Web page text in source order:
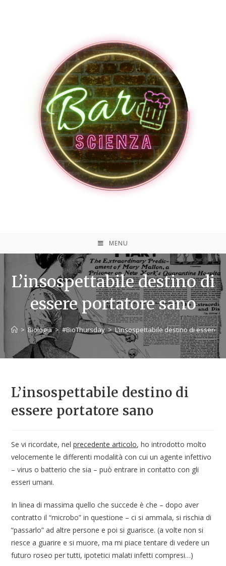
MENU
L’insospettabile destino di
essere portatore sano
> Biologia > #BioThursday > L’insospettabile destino di essere
L’insospettabile destino di
essere portatore sano
Se vi ricordate, nelprecedente articolo, ho introdotto molto
velocemente le differenti modalità con cui un agente infettivo
– virus o batterio che sia – può entrare in contatto con gli
esseri umani.
In linea di massima quello che succede è che – dopo aver
contratto il “microbo” in questione – ci si ammala, si rischia di
“passarlo” ad altre persone e poi si guarisce. (a volte non si
riesce a guarire e si muore, ma mi piace tentare di vedere un
futuro roseo per tutti, ipotetici malati infetti compresi…)